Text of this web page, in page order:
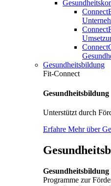
Gesundheitsbildung
Fit-Connect
Gesundheitsbildung
Unterstützt durch
Erfahre Mehr über
Gesundheitsbildung
Programme zur